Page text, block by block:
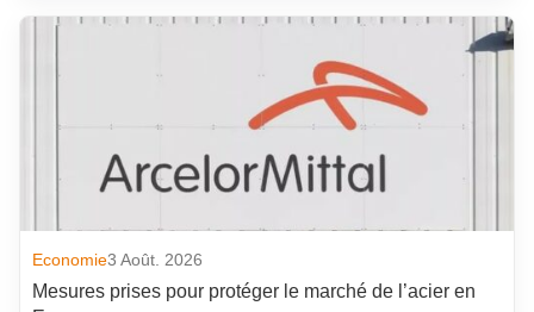
Economie3 Août. 2026
Mesures prises pour protéger le marché de l’acier en